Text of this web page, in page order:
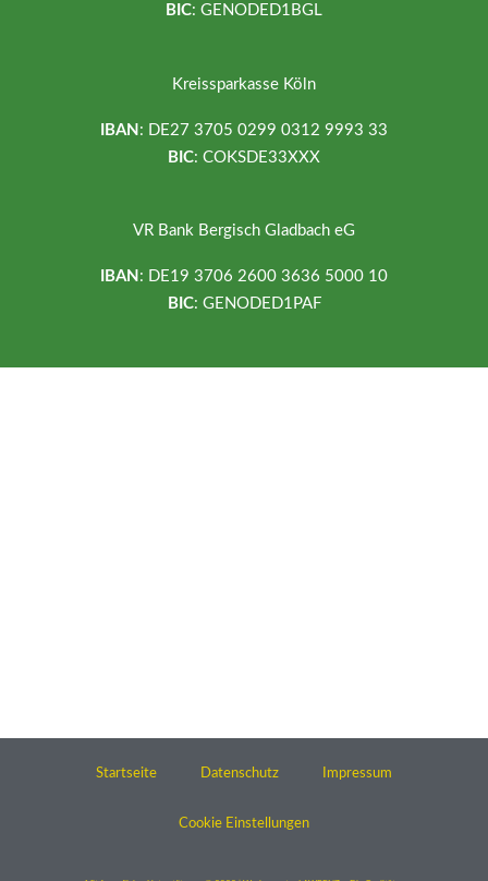
BIC: GENODED1BGL
Kreissparkasse Köln
IBAN : DE27 3705 0299 0312 9993 33
BIC: COKSDE33XXX
VR Bank Bergisch Gladbach eG
IBAN : DE19 3706 2600 3636 5000 10
BIC: GENODED1PAF
Startseite Datenschutz Impressum
Cookie Einstellungen